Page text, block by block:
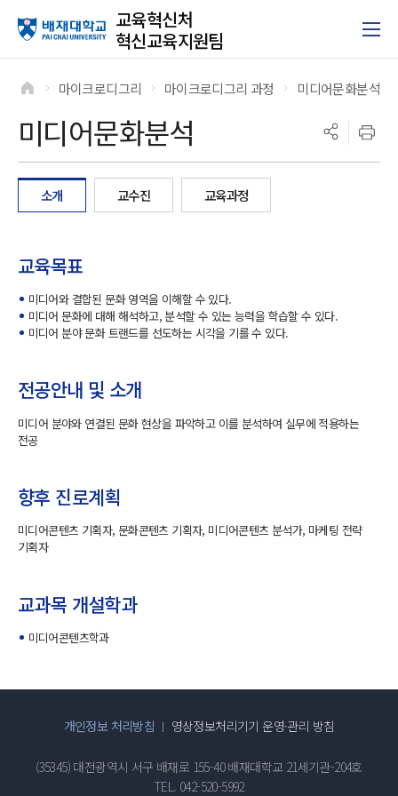
교육혁신처
혁신교육지원팀
미디어문화분석
마이크로디그리 마이크로디그리 과정 미디어문화분석
소개 교수진 교육과정
교육목표
미디어와 결합된 문화 영역을 이해할 수 있다.
미디어 문화에 대해 해석하고, 분석할 수 있는 능력을 학습할 수 있다.
미디어 분야 문화 트랜드를 선도하는 시각을 기를 수 있다.
전공안내 및 소개
미디어 분야와 연결된 문화 현상을 파악하고 이를 분석하여 실무에 적용하는
전공
향후 진로계획
미디어콘텐츠 기획자, 문화콘텐츠 기획자, 미디어콘텐츠 분석가, 마케팅 전략
기획자
교과목 개설학과
미디어콘텐츠학과
개인정보 처리방침 영상정보처리기기 운영·관리 방침
(35345) 대전광역시 서구 배재로 155-40 배재대학교 21세기관-204호
TEL. 042-520-5992